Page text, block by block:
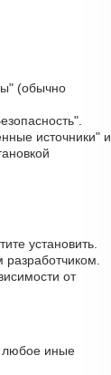
(обычно
источники" и
установить.
от
любое иные